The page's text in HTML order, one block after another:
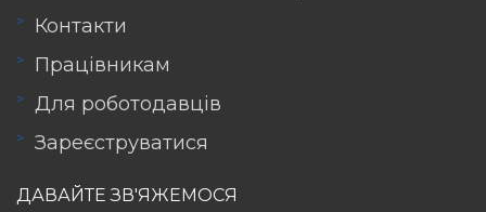
Контакти
Працівникам
Для роботодавців
Зареєструватися
ДАВАЙТЕ ЗВ'ЯЖЕМОСЯ